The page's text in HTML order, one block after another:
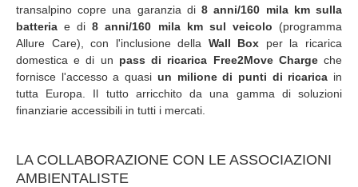
transalpino copre una garanzia di8 anni/160 mila km sulla
batteria e di8 anni/160 mila km sul veicolo (programma
Allure Care), con l'inclusione della Wall Box per la ricarica
domestica e di un pass di ricarica Free2Move Chargeche
fornisce l'accesso a quasi un milione di punti di ricarica in
tutta Europa. Il tutto arricchito da una gamma di soluzioni
finanziarie accessibili in tutti i mercati.
LA COLLABORAZIONE CON LE ASSOCIAZIONI
AMBIENTALISTE